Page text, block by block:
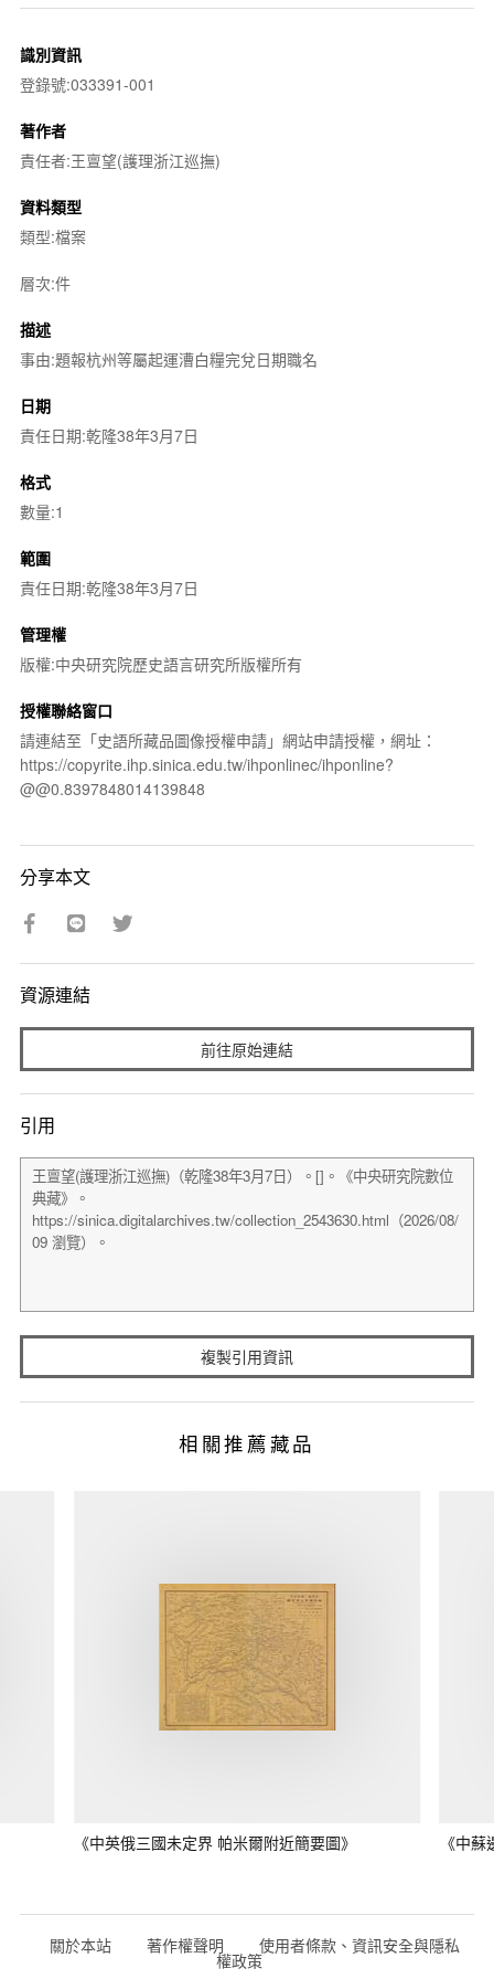
識別資訊
登錄號:033391-001
著作者
責任者:王亶望(護理浙江巡撫)
資料類型
類型:檔案
層次:件
描述
事由:題報杭州等屬起運漕白糧完兌日期職名
日期
責任日期:乾隆38年3月7日
格式
數量:1
範圍
責任日期:乾隆38年3月7日
管理權
版權:中央研究院歷史語言研究所版權所有
授權聯絡窗口
請連結至「史語所藏品圖像授權申請」網站申請授權，網址：
https://copyrite.ihp.sinica.edu.tw/ihponlinec/ihponline?
@@0.8397848014139848
分享本文
資源連結
前往原始連結
引用
複製引用資訊
相關推薦藏品
《中英俄三國未定界 帕米爾附近簡要圖》 《中
關於本站 著作權聲明 使用者條款、資訊安全與隱私
權政策